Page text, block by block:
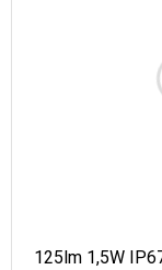
125lm 1,5W